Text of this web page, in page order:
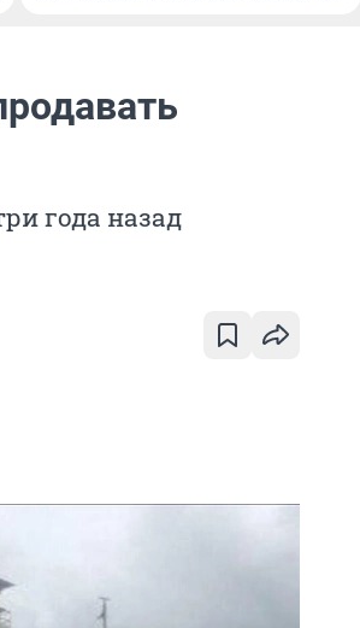
года назад